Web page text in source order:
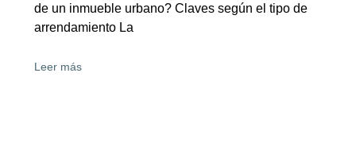
de un inmueble urbano? Claves según el tipo de
arrendamiento La
Leer más